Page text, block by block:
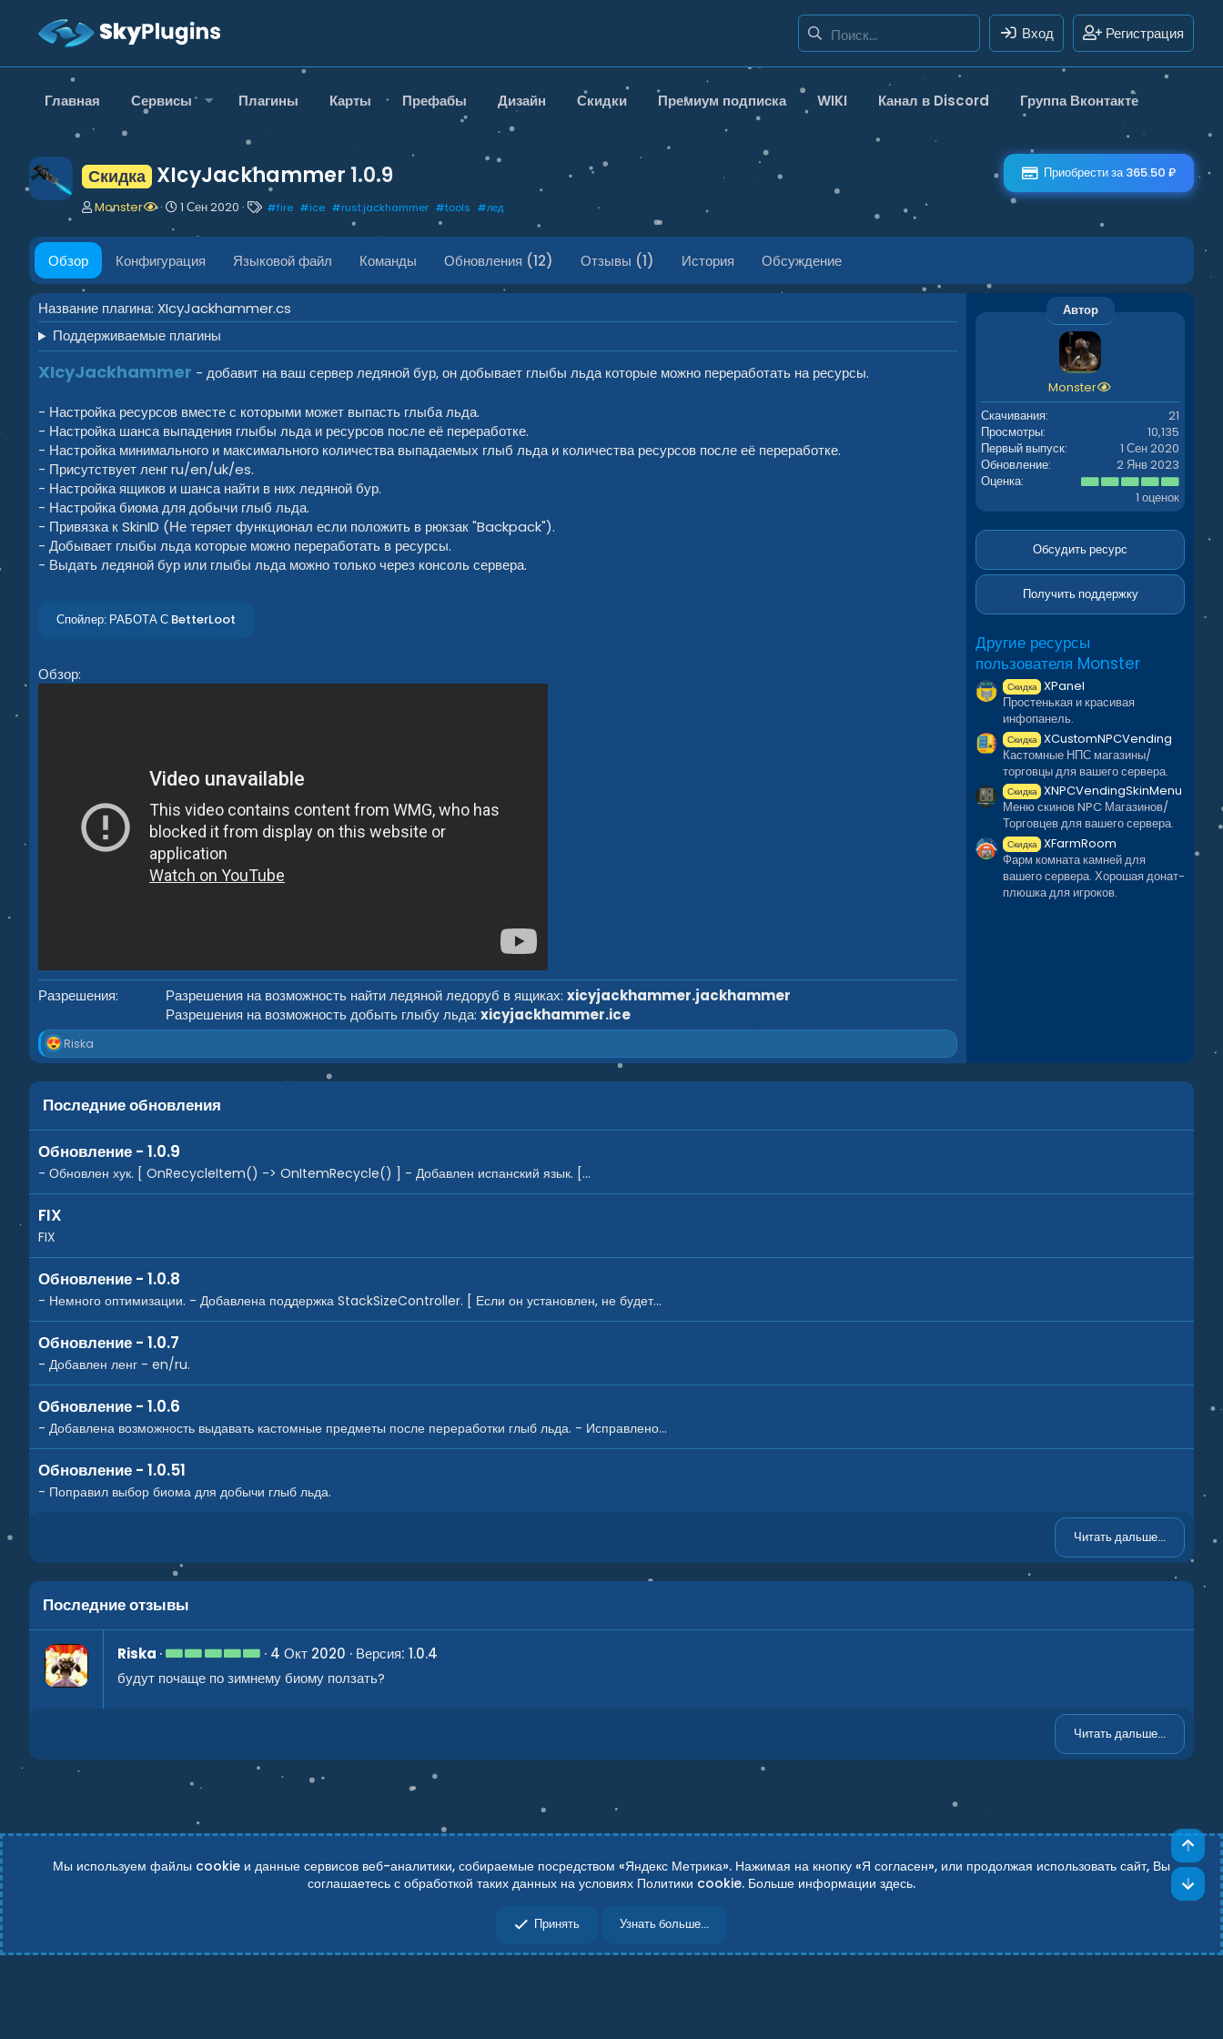
Вход Регистрация
Главная Сервисы Плагины Карты Префабы Дизайн Скидки Премиум подписка WIKI Канал в Discord Группа Вконтакте
Скидка XIcyJackhammer 1.0.9
Приобрести за 365.50 ₽
А
т
р
Monster
Д
т
а
с
о
з
д
а
н
и
1 Сен 2020
Т
г
и
#fire #ice #rust.jackhammer #tools #лед
Обзор Конфигурация Языковой файл Команды Обновления (12) Отзывы (1) История Обсуждение
Название плагина: XIcyJackhammer.cs
Поддерживаемые плагины
XIcyJackhammer - добавит на ваш сервер ледяной бур, он добывает глыбы льда которые можно переработать на ресурсы.
- Настройка ресурсов вместе с которыми может выпасть глыба льда.
- Настройка шанса выпадения глыбы льда и ресурсов после её переработке.
- Настройка минимального и максимального количества выпадаемых глыб льда и количества ресурсов после её переработке.
- Присутствует ленг ru/en/uk/es.
- Настройка ящиков и шанса найти в них ледяной бур.
- Настройка биома для добычи глыб льда.
- Привязка к SkinID (Не теряет функционал если положить в рюкзак "Backpack").
- Добывает глыбы льда которые можно переработать в ресурсы.
- Выдать ледяной бур или глыбы льда можно только через консоль сервера.
Спойлер: РАБОТА С BetterLoot
Обзор:
Разрешения Разрешения на возможность найти ледяной ледоруб в ящиках: xicyjackhammer.jackhammer
Разрешения на возможность добыть глыбу льда: xicyjackhammer.ice
Р
е
к
ц
и
и
Riska
Автор
Monster
Скачивания
21
Просмотры
10,135
Первый выпуск
1 Сен 2020
Обновление
2 Янв 2023
Оценка
5
.
0
з
ё
з
1 оценок
Обсудить ресурс
Получить поддержку
Другие ресурсы
пользователя Monster
Скидка XPanel
Простенькая и красивая
инфопанель.
Скидка XCustomNPCVending
Кастомные НПС магазины/
торговцы для вашего сервера.
Скидка XNPCVendingSkinMenu
Меню скинов NPC Магазинов/
Торговцев для вашего сервера.
Скидка XFarmRoom
Фарм комната камней для
вашего сервера. Хорошая донат-
плюшка для игроков.
Последние обновления
Обновление - 1.0.9
- Обновлен хук. [ OnRecycleItem() -> OnItemRecycle() ] - Добавлен испанский язык. [...
FIX
FIX
Обновление - 1.0.8
- Немного оптимизации. - Добавлена поддержка StackSizeController. [ Если он установлен, не будет...
Обновление - 1.0.7
- Добавлен ленг - en/ru.
Обновление - 1.0.6
- Добавлена возможность выдавать кастомные предметы после переработки глыб льда. - Исправлено...
Обновление - 1.0.51
- Поправил выбор биома для добычи глыб льда.
Читать дальше...
Последние отзывы
Riska 5
0
д
4 Окт 2020
Версия: 1.0.4
будут почаще по зимнему биому ползать?
Читать дальше...
S
Мы используем файлы cookie и данные сервисов веб-аналитики, собираемые посредством «Яндекс Метрика». Нажимая на кнопку «Я согласен», или продолжая использовать сайт, Вы
соглашаетесь с обработкой таких данных на условиях Политики cookie. Больше информации здесь.
Принять Узнать больше...